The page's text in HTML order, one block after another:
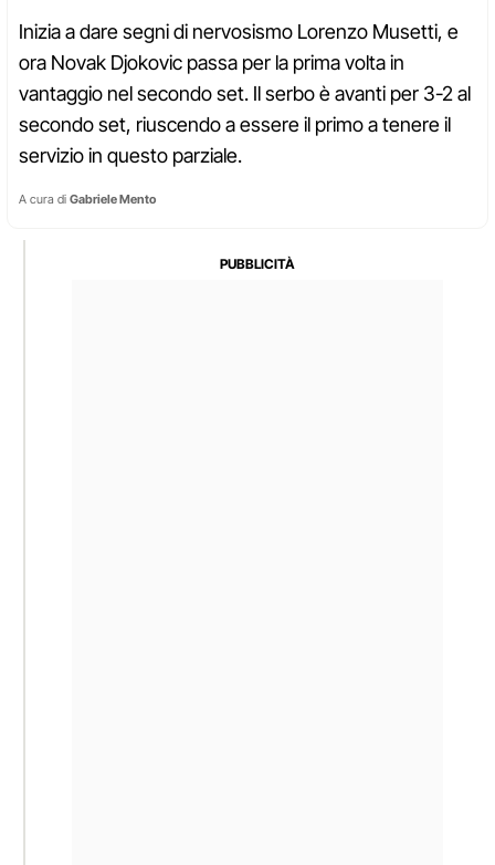
Inizia a dare segni di nervosismo Lorenzo Musetti, e
ora Novak Djokovic passa per la prima volta in
vantaggio nel secondo set. Il serbo è avanti per 3-2 al
secondo set, riuscendo a essere il primo a tenere il
servizio in questo parziale.
A cura di Gabriele Mento